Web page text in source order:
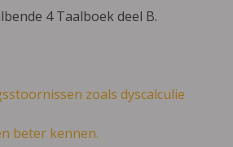
4 Taalboek deel B.
zoals dyscalculie
beter kennen.